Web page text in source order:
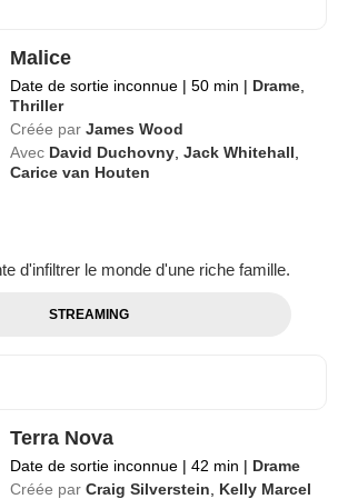
Malice
Date de sortie inconnue | 50 min | Drame
Thriller
Créée par James Wood
Avec David Duchovny ,Jack Whitehall
Carice van Houten
d'infiltrer le monde d'une riche famille.
STREAMING
Terra Nova
Date de sortie inconnue | 42 min | Drame
Créée par Craig Silverstein
Kelly Marcel